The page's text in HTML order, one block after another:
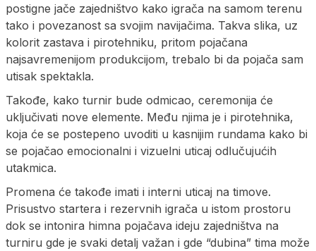
postigne jače zajedništvo kako igrača na samom terenu
tako i povezanost sa svojim navijačima. Takva slika, uz
kolorit zastava i pirotehniku, pritom pojačana
najsavremenijom produkcijom, trebalo bi da pojača sam
utisak spektakla.
Takođe, kako turnir bude odmicao, ceremonija će
uključivati nove elemente. Među njima je i pirotehnika,
koja će se postepeno uvoditi u kasnijim rundama kako bi
se pojačao emocionalni i vizuelni uticaj odlučujućih
utakmica.
Promena će takođe imati i interni uticaj na timove.
Prisustvo startera i rezervnih igrača u istom prostoru
dok se intonira himna pojačava ideju zajedništva na
turniru gde je svaki detalj važan i gde “dubina” tima može